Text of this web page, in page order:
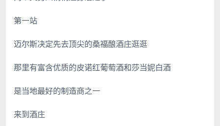
第一站
迈尔斯决定先去顶尖的桑福酿酒庄逛逛
那里有富含优质的皮诺红葡萄酒和莎当妮白酒
是当地最好的制造商之一
来到酒庄